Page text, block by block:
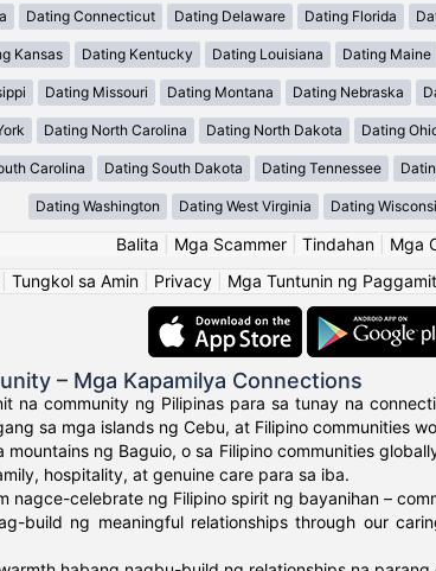
Dating Connecticut Dating Delaware Dating Florida
Kansas Dating Kentucky Dating Louisiana Dating Maine
Dating Missouri Dating Montana Dating Nebraska
Dating North Carolina Dating North Dakota Dating
Carolina Dating South Dakota Dating Tennessee
Dating Washington Dating West Virginia Dating
Balita Mga Scammer| Tindahan| Mga
Tungkol sa Amin Privacy Mga Tuntunin ng Paggamit
– Mga Kapamilya Connections
na community ng Pilipinas para sa tunay na
sa mga islands ng Cebu, at Filipino communities
mountains ng Baguio, o sa Filipino communities
hospitality, at genuine care para sa iba.
nagce-celebrate ng Filipino spirit ng bayanihan –
build ng meaningful relationships through our